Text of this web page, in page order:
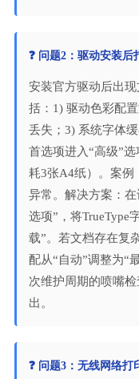
❓ 问题2：驱动安装
安装官方驱动后出
括：1) 驱动色彩配
丢失；3) 系统字体
首选项进入“高级”
耗3张A4纸）。案例
异常。解决方案：
选项”，将TrueType
载”。若文档存在复
配从“自动”调整为“
次维护周期的喷嘴
出。
❓ 问题3：无线网络